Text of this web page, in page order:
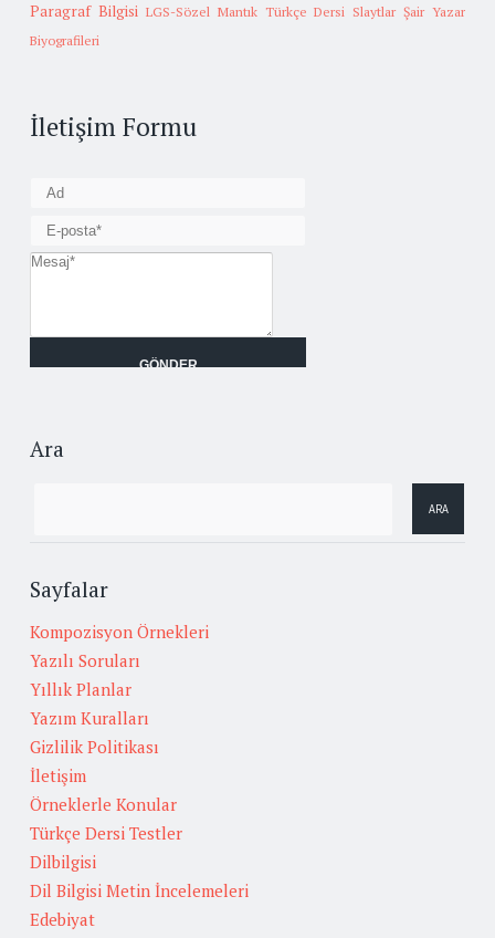
Paragraf Bilgisi LGS-Sözel Mantık Türkçe Dersi Slaytlar Şair Yazar
Biyografileri
İletişim Formu
Ara
Sayfalar
Kompozisyon Örnekleri
Yazılı Soruları
Yıllık Planlar
Yazım Kuralları
Gizlilik Politikası
İletişim
Örneklerle Konular
Türkçe Dersi Testler
Dilbilgisi
Dil Bilgisi Metin İncelemeleri
Edebiyat